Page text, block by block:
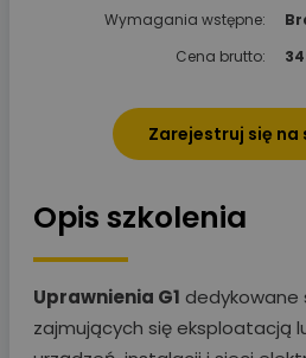
Wymagania wstępne:
Cena brutto:
Zarejestruj się na
Opis szkolenia
Uprawnienia G1 dedykowane
zajmujących się eksploatacją